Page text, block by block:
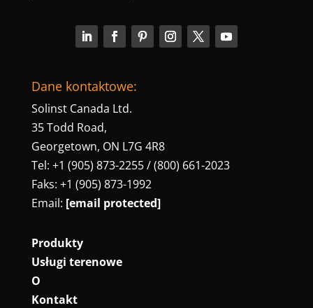
Dane kontaktowe:
Solinst Canada Ltd.
35 Todd Road,
Georgetown, ON L7G 4R8
Tel: +1 (905) 873-2255 / (800) 661-2023
Faks: +1 (905) 873-1992
Email: [email protected]
Produkty
Usługi terenowe
O
Kontakt